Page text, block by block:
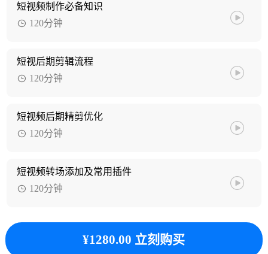
短视频制作必备知识
120分钟
短视后期剪辑流程
120分钟
短视频后期精剪优化
120分钟
短视频转场添加及常用插件
120分钟
¥1280.00 立刻购买